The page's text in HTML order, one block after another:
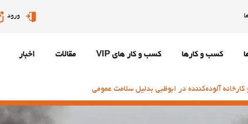
ورود
کسب و کارها کسب و کار های VIP مقالات اخبار
آلوده‌کننده در ابوظبی بدلیل سلامت عمومی